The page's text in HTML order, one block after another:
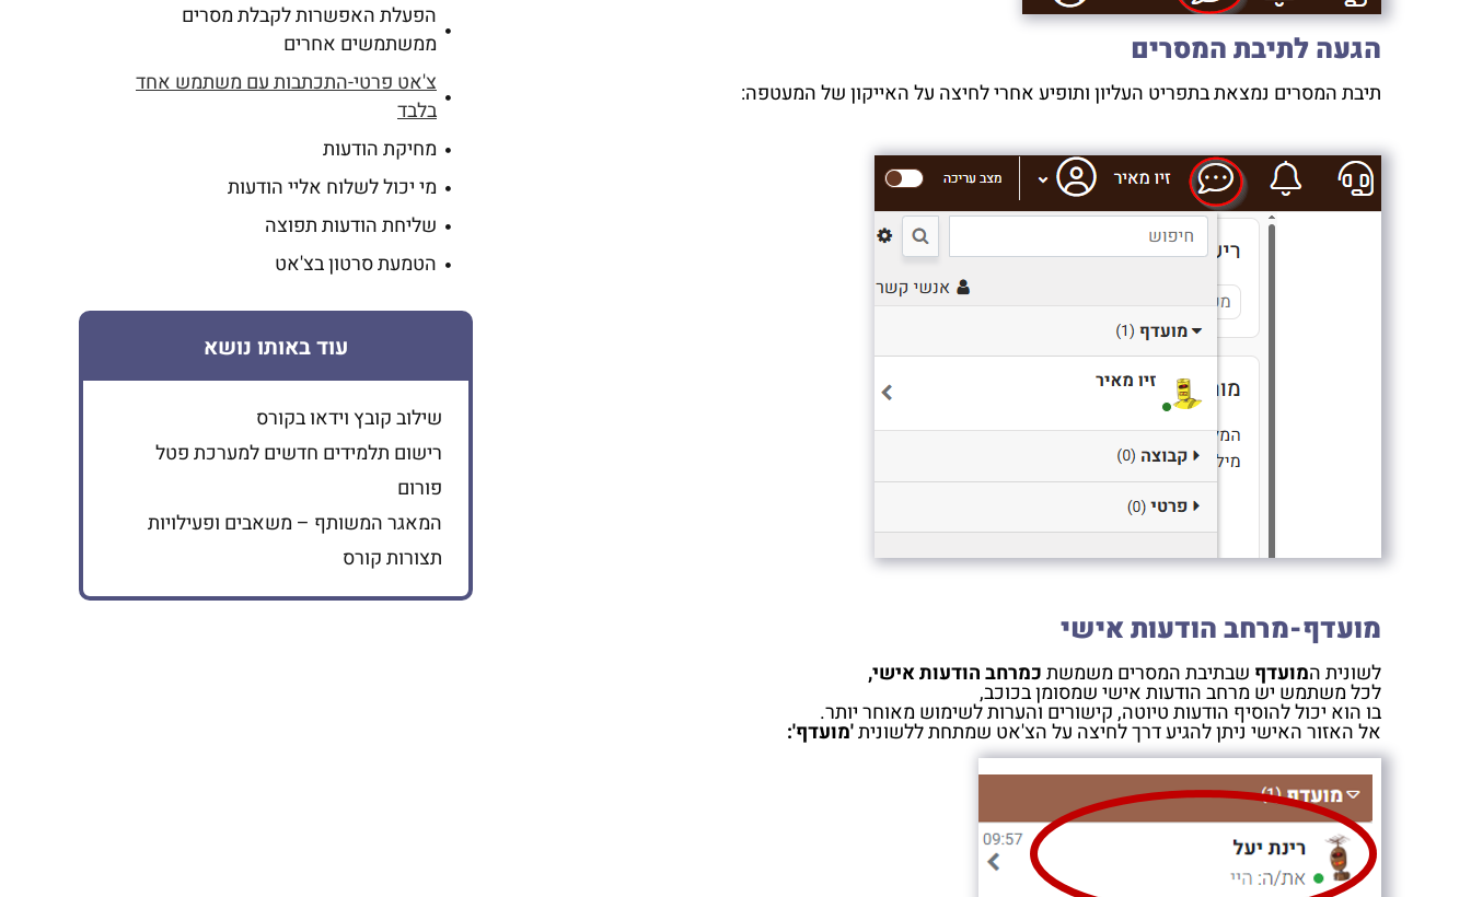
הגעה לתיבת המסרים
תיבת המסרים נמצאת בתפריט העליון ותופיע אחרי לחיצה על האייקון של המעטפה:
מועדף-מרחב הודעות אישי
לשונית המועדף שבתיבת המסרים משמשתכמרחב הודעות אישי,
לכל משתמש יש מרחב הודעות אישי שמסומן בכוכב,
בו הוא יכול להוסיף הודעות טיוטה, קישורים והערות לשימוש מאוחר יותר.
אל האזור האישי ניתן להגיע דרך לחיצה על הצ'אט שמתחת ללשונית'מועדף':
הפעלת האפשרות לקבלת מסרים
ממשתמשים אחרים
צ'אט פרטי-התכתבות עם משתמש אחד
בלבד
מחיקת הודעות
מי יכול לשלוח אליי הודעות
שליחת הודעות תפוצה
הטמעת סרטון בצ'אט
עוד באותו נושא
שילוב קובץ וידאו בקורס
רישום תלמידים חדשים למערכת פטל
פורום
המאגר המשותף – משאבים ופעילויות
תצורות קורס